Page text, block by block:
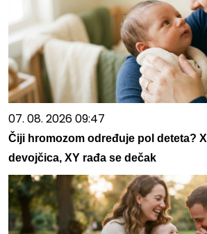
07. 08. 2026 09:47
Čiji hromozom određuje pol deteta?
devojčica, XY rađa se dečak